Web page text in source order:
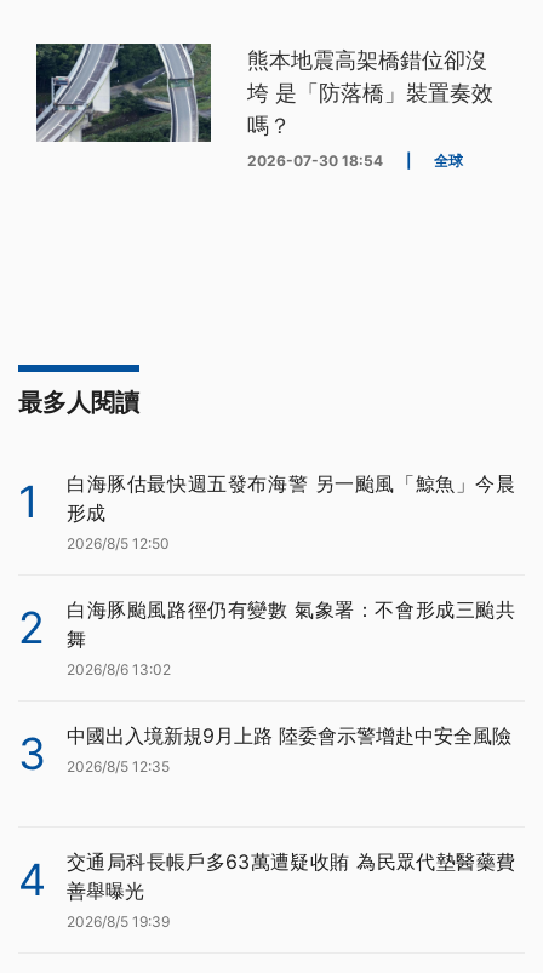
熊本地震高架橋錯位卻沒
垮 是「防落橋」裝置奏效
嗎？
2026-07-30 18:54 全球
最多人閱讀
1
白海豚估最快週五發布海警 另一颱風「鯨魚」今晨
形成
2026/8/5 12:50
2
白海豚颱風路徑仍有變數 氣象署：不會形成三颱共
舞
2026/8/6 13:02
3 中國出入境新規9月上路 陸委會示警增赴中安全風險
2026/8/5 12:35
4
交通局科長帳戶多63萬遭疑收賄 為民眾代墊醫藥費
善舉曝光
2026/8/5 19:39